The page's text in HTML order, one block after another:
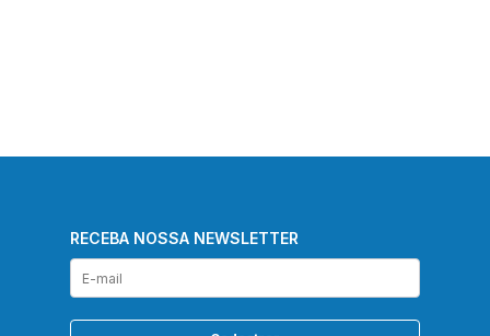
RECEBA NOSSA NEWSLETTER